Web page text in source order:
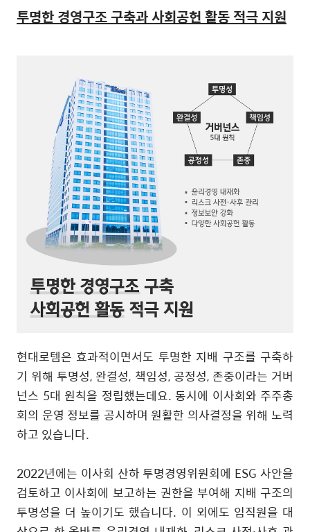
투명한 경영구조 구축과 사회공헌 활동 적극 지원
현대로템은 효과적이면서도 투명한 지배 구조를 구축하
기 위해 투명성, 완결성, 책임성, 공정성,존중이라는 거버
넌스 5대 원칙을 정립했는데요. 동시에 이사회와 주주총
회의 운영 정보를 공시하며 원활한 의사결정을 위해 노력
하고 있습니다.
2022년에는 이사회 산하 투명경영위원회에 ESG 사안을
검토하고 이사회에 보고하는 권한을 부여해 지배 구조의
투명성을 더 높이기도 했습니다. 이 외에도 임직원을 대